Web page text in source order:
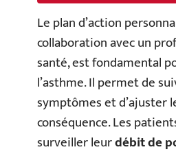
Le plan d’action
collaboration avec un
santé, est fondamental
l’asthme. Il permet de
symptômes et d’ajuster
conséquence. Les
surveiller leurdébit de